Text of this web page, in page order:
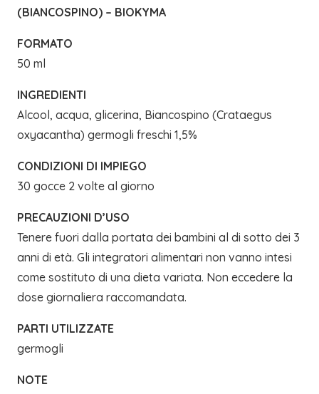
(BIANCOSPINO) – BIOKYMA
FORMATO
50 ml
INGREDIENTI
Alcool, acqua, glicerina, Biancospino (Crataegus
oxyacantha) germogli freschi 1,5%
CONDIZIONI DI IMPIEGO
30 gocce 2 volte al giorno
PRECAUZIONI D’USO
Tenere fuori dalla portata dei bambini al di sotto dei 3
anni di età. Gli integratori alimentari non vanno intesi
come sostituto di una dieta variata. Non eccedere la
dose giornaliera raccomandata.
PARTI UTILIZZATE
germogli
NOTE